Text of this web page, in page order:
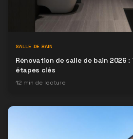
SALLE DE BAIN
Rénovation de salle de bain 2026
étapes clés
12 min de lecture